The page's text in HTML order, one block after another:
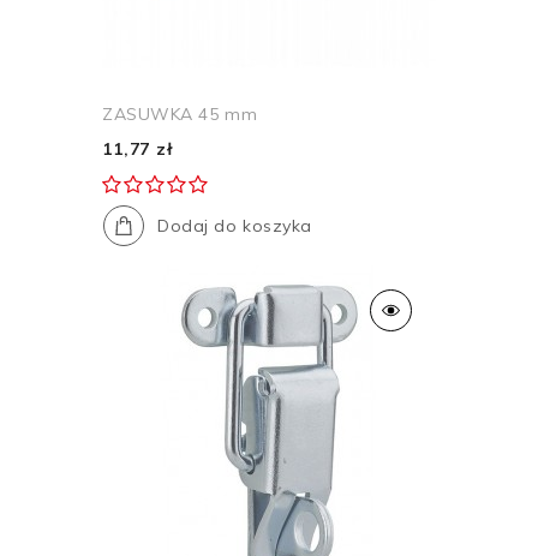
ZASUWKA 45 mm
11,77 zł
Dodaj do koszyka